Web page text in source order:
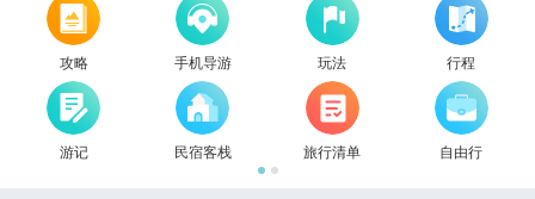
攻略 手机导游 玩法 行程
游记 民宿客栈 旅行清单 自由行